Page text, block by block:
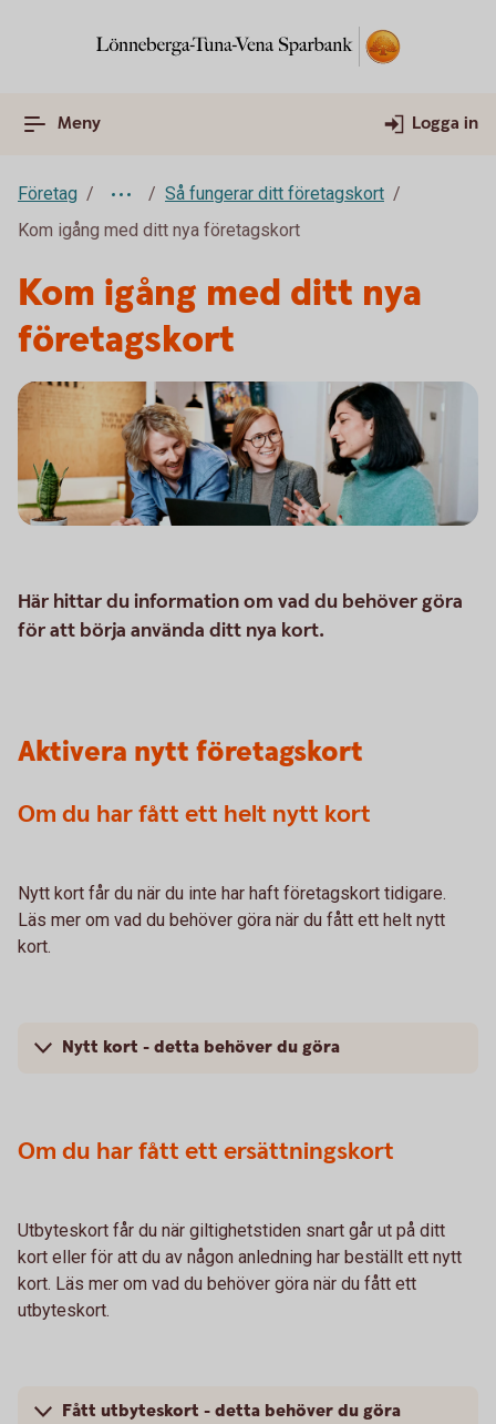
Meny Logga in
Företag
Så fungerar ditt företagskort
Kom igång med ditt nya företagskort
Kom igång med ditt nya
företagskort
Här hittar du information om vad du behöver göra
för att börja använda ditt nya kort.
Aktivera nytt företagskort
Om du har fått ett helt nytt kort
Nytt kort får du när du inte har haft företagskort tidigare.
Läs mer om vad du behöver göra när du fått ett helt nytt
kort.
Nytt kort - detta behöver du göra
Om du har fått ett ersättningskort
Utbyteskort får du när giltighetstiden snart går ut på ditt
kort eller för att du av någon anledning har beställt ett nytt
kort. Läs mer om vad du behöver göra när du fått ett
utbyteskort.
Fått utbyteskort - detta behöver du göra